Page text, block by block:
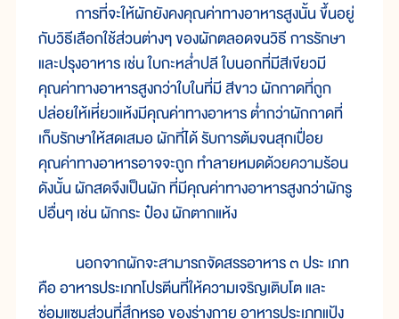
การที่จะให้ผักยังคงคุณค่าทางอาหารสูงนั้น ขึ้นอยู่
กับวิธีเลือกใช้ส่วนต่างๆ ของผักตลอดจนวิธี การรักษา
และปรุงอาหาร เช่น ใบกะหล่ำปลี ใบนอกที่มีสีเขียวมี
คุณค่าทางอาหารสูงกว่าใบในที่มี สีขาว ผักกาดที่ถูก
ปล่อยให้เหี่ยวแห้งมีคุณค่าทางอาหาร ต่ำกว่าผักกาดที่
เก็บรักษาให้สดเสมอ ผักที่ได้ รับการต้มจนสุกเปื่อย
คุณค่าทางอาหารอาจจะถูก ทำลายหมดด้วยความร้อน
ดังนั้น ผักสดจึงเป็นผัก ที่มีคุณค่าทางอาหารสูงกว่าผักรู
ปอื่นๆ เช่น ผักกระ ป๋อง ผักตากแห้ง
นอกจากผักจะสามารถจัดสรรอาหาร ๓ ประ เภท
คือ อาหารประเภทโปรตีนที่ให้ความเจริญเติบโต และ
ซ่อมแซมส่วนที่สึกหรอ ของร่างกาย อาหารประเภทแป้ง